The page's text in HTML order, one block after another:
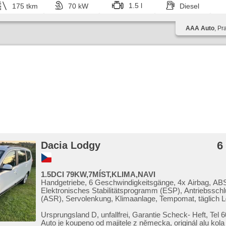
175 tkm 70 kW 1.5 l Diesel
AAA Auto,
Dacia Lodgy 6
1.5DCI 79KW,7MÍST,KLIMA,NAVI
Handgetriebe, 6 Geschwindigkeitsgänge, 4x Airbag,
Elektronisches Stabilitätsprogramm (ESP),
(ASR), Servolenkung, Klimaanlage, Tempomat, täglich
Parkassistent, Lenkrad einstellbar,
Beifahrerairbagdeaktivierung, hands free, Bluetooth, El.
Ursprungsland D,​ unfallfrei,​ Garantie Scheck​- Heft,​ Tel
Auto je koupeno od majitele z německa,​ originál alu